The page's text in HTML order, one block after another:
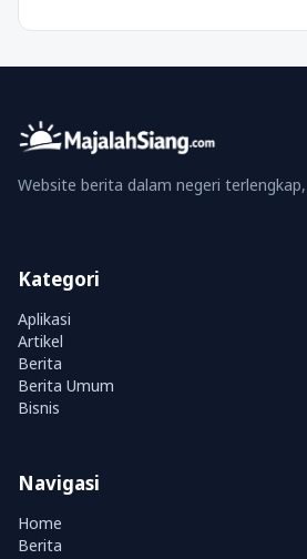
Website berita dalam negeri
Kategori
Aplikasi
Artikel
Berita
Berita Umum
Bisnis
Navigasi
Home
Berita